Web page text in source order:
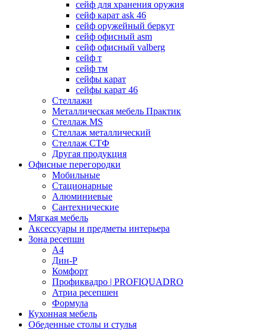
сейф для хранения оружия
сейф карат ask 46
сейф оружейный беркут
сейф офисный asm
сейф офисный valberg
сейф т
сейф тм
сейфы карат
сейфы карат 46
Стеллажи
Металлическая мебель Практик
Стеллаж MS
Стеллаж металлический
Стеллаж СТФ
Другая продукция
Офисные перегородки
Мобильные
Стационарные
Алюминиевые
Сантехнические
Мягкая мебель
Аксессуары и предметы интерьера
Зона ресепшн
А4
Дин-Р
Комфорт
Профиквадро | PROFIQUADRO
Атриа ресепшен
Формула
Кухонная мебель
Обеденные столы и стулья